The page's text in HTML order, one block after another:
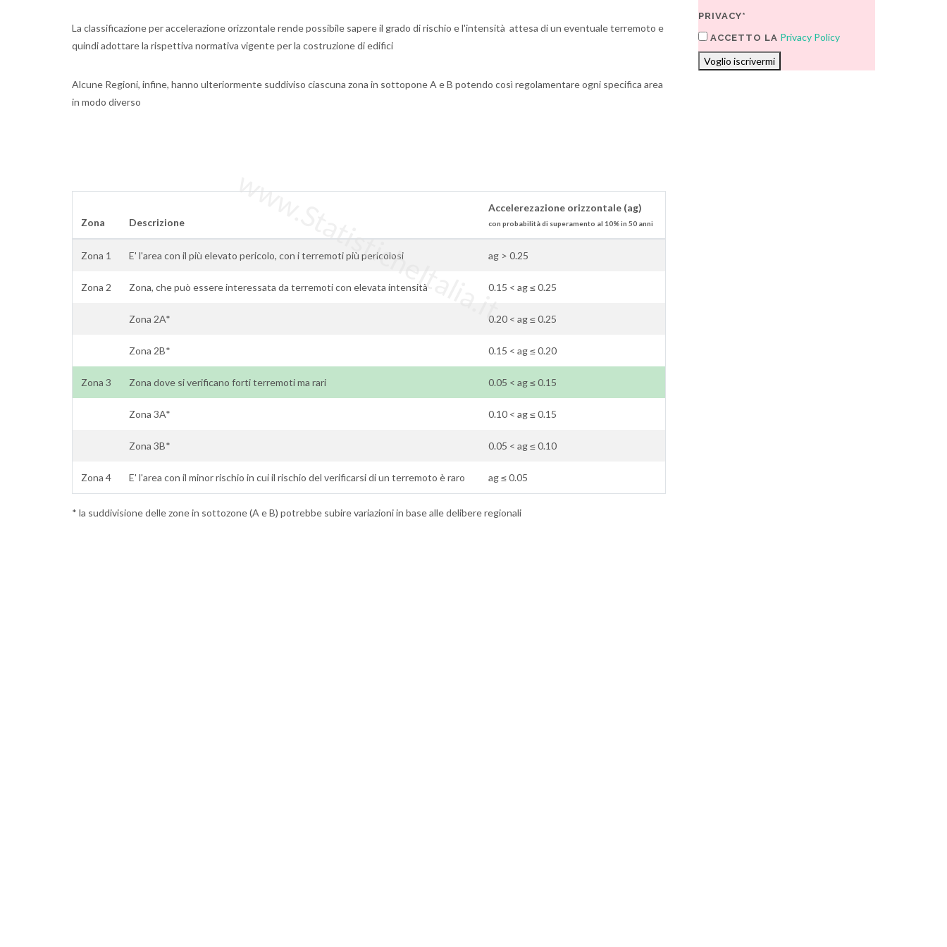
La classificazione per accelerazione orizzontale rende possibile sapere il grado di rischio e l'intensità attesa di un eventuale terremoto e
quindi adottare la rispettiva normativa vigente per la costruzione di edifici
Alcune Regioni, infine, hanno ulteriormente suddiviso ciascuna zona in sottopone A e B potendo così regolamentare ogni specifica area
in modo diverso
Zona Descrizione
Accelerezazione orizzontale (ag)
con probabilità di superamento al 10% in 50 anni
Zona 1 E' l'area con il più elevato pericolo, con i terremoti più pericolosi ag > 0.25
Zona 2 Zona, che può essere interessata da terremoti con elevata intensità 0.15 < ag ≤ 0.25
Zona 2A* 0.20 < ag ≤ 0.25
Zona 2B* 0.15 < ag ≤ 0.20
Zona 3 Zona dove si verificano forti terremoti ma rari 0.05 < ag ≤ 0.15
Zona 3A* 0.10 < ag ≤ 0.15
Zona 3B* 0.05 < ag ≤ 0.10
Zona 4 E' l'area con il minor rischio in cui il rischio del verificarsi di un terremoto è raro ag ≤ 0.05
www.StatisticheItalia.it
* la suddivisione delle zone in sottozone (A e B) potrebbe subire variazioni in base alle delibere regionali
PRIVACY*
ACCETTO LA Privacy Policy
Voglio iscrivermi